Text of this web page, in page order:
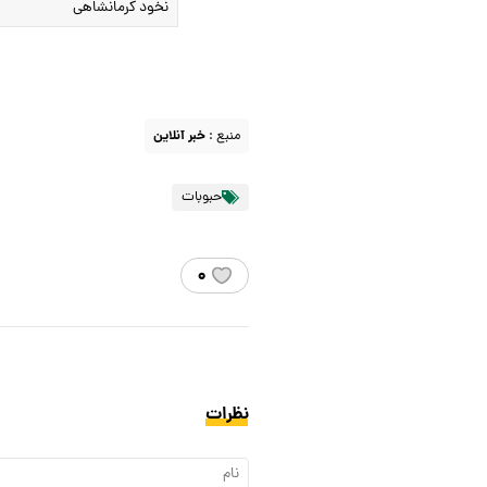
نخود کرمانشاهی
منبع : خبر آنلاین
حبوبات
۰
نظرات